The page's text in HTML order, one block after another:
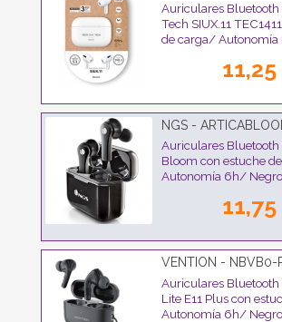
Auriculares Bluetooth
Tech SIUX.11
de carga/
NGS -
Auriculares Bluetooth
Bloom con estuche
Autonomía 6h/
VENTION - NBVB0-
Auriculares Bluetooth
Lite E11 Plus con
Autonomía 6h/